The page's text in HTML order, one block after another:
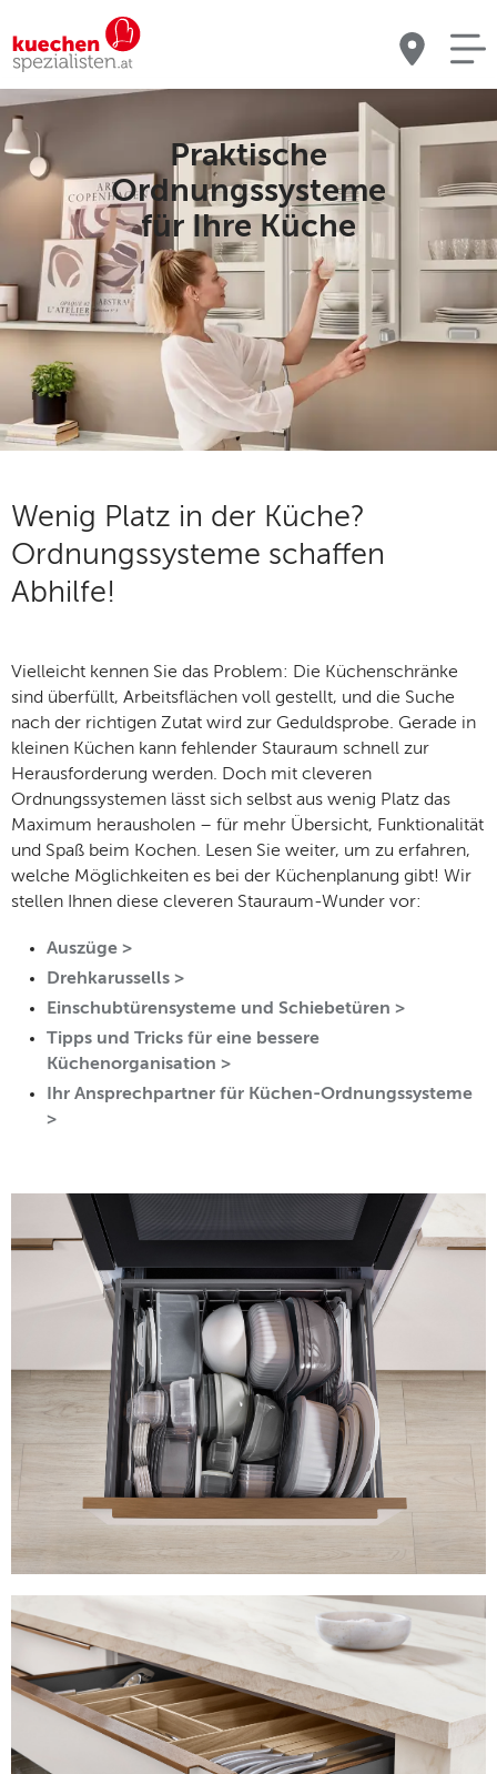
Praktische
Ordnungssysteme
für Ihre Küche
Wenig Platz in der Küche?
Ordnungssysteme schaffen
Abhilfe!
Vielleicht kennen Sie das Problem: Die Küchenschränke
sind überfüllt, Arbeitsflächen voll gestellt, und die Suche
nach der richtigen Zutat wird zur Geduldsprobe. Gerade in
kleinen Küchen kann fehlender Stauraum schnell zur
Herausforderung werden. Doch mit cleveren
Ordnungssystemen lässt sich selbst aus wenig Platz das
Maximum herausholen – für mehr Übersicht, Funktionalität
und Spaß beim Kochen. Lesen Sie weiter, um zu erfahren,
welche Möglichkeiten es bei der Küchenplanung gibt! Wir
stellen Ihnen diese cleveren Stauraum-Wunder vor:
Auszüge >
Drehkarussells >
Einschubtürensysteme und Schiebetüren >
Tipps und Tricks für eine bessere
Küchenorganisation >
Ihr Ansprechpartner für Küchen-Ordnungssysteme
>